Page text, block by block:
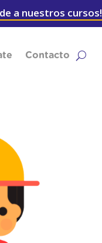
a nuestros cursos!
Contacto